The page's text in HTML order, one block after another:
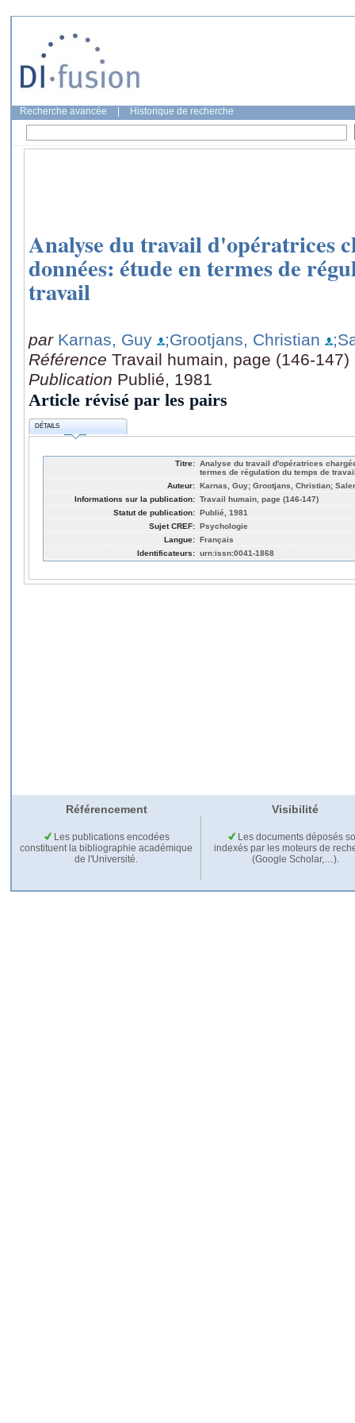
Recherche avancée Historique de recherche
Analyse du travail d'opératrices
données: étude en termes de
travail
par Karnas, Guy ;Grootjans, Christian
Référence Travail humain, page (146-147)
Publication Publié, 1981
Article révisé par les pairs
DÉTAILS
Titre: Analyse du travail d'opératrices
termes de régulation du temps de
Auteur: Karnas, Guy; Grootjans, Christian;
Informations sur la publication: Travail humain, page (146-147)
Statut de publication: Publié, 1981
Sujet CREF: Psychologie
Langue: Français
Identificateurs: urn:issn:0041-1868
Référencement Visibilité
Les publications encodées
constituent la bibliographie académique
de l'Université.
Les documents déposés
indexés par les moteurs de
(Google Scholar,…).